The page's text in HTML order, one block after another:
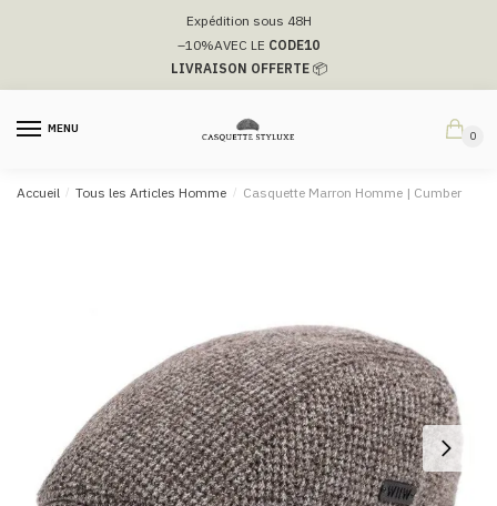
navigation
Expédition sous 48H
–10%AVEC LE CODE10
LIVRAISON OFFERTE📦
MENU
0
Accueil / Tous les Articles Homme / Casquette Marron Homme | Cumber